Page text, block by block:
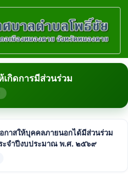
เกิดการมีส่วนร่วม
กาสให้บุคคลภายนอกได้มีส่วนร่วม
ะจำปีงบประมาณ พ.ศ. ๒๕๖๙